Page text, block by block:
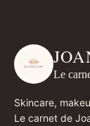
Le
Skincare,
Le carnet de